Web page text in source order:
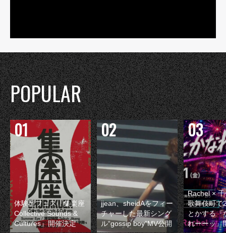
POPULAR
体験型フェス『集楽座
Collective Sounds &
Cultures』開催決定
jjean、sheidAをフィー
チャーした最新シング
ル“gossip boy”MV公開
Rachel ×
歌舞伎町で
とかする『
れーーッ』